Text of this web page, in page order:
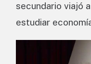
secundario viajó
estudiar